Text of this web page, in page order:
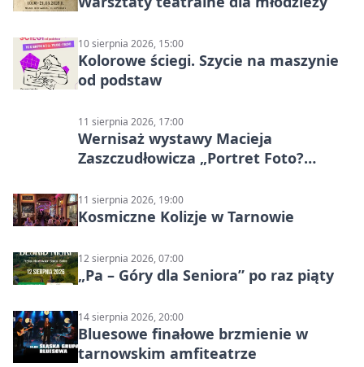
10 sierpnia 2026, 15:00
Kolorowe ściegi. Szycie na maszynie
od podstaw
11 sierpnia 2026, 17:00
Wernisaż wystawy Macieja
Zaszczudłowicza „Portret Foto?
11 sierpnia 2026, 19:00
Kosmiczne Kolizje w Tarnowie
12 sierpnia 2026, 07:00
„Pa – Góry dla Seniora” po raz piąty
14 sierpnia 2026, 20:00
Bluesowe finałowe brzmienie w
tarnowskim amfiteatrze